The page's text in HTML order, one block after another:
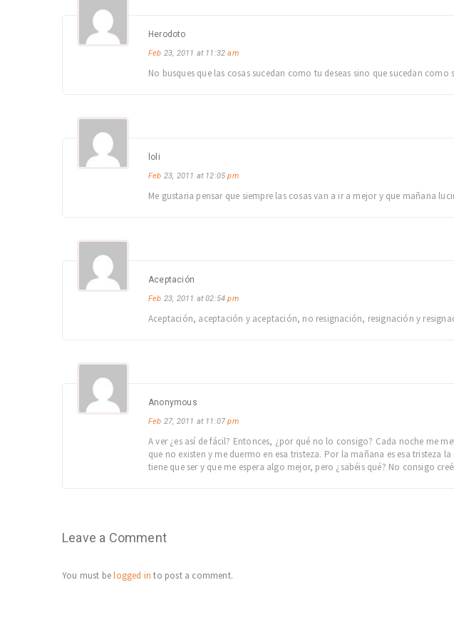
Herodoto
Feb 23, 2011 at 11:32am
No busques que las cosas sucedan como tu deseas sino que sucedan
loli
Feb 23, 2011 at 12:05pm
Me gustaria pensar que siempre las cosas van a ir a mejor y que mañana
Aceptación
Feb 23, 2011 at 02:54pm
Aceptación, aceptación y aceptación, no resignación, resignación y
Anonymous
Feb 27, 2011 at 11:07pm
A ver ¿es así de fácil? Entonces, ¿por qué no lo consigo? Cada noche me
que no existen y me duermo en esa tristeza. Por la mañana es esa tristeza
tiene que ser y que me espera algo mejor, pero ¿sabéis qué? No consigo
Leave a Comment
You must belogged in to post a comment.